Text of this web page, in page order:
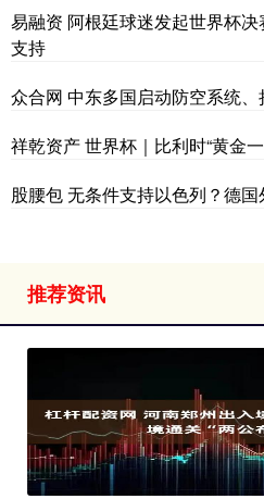
易融资 阿根廷球迷发起世界杯
支持
众合网 中东多国启动防空系统、
祥乾资产 世界杯｜比利时“黄金一
股腰包 无条件支持以色列？德
推荐资讯